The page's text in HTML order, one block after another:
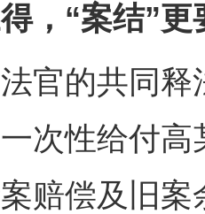
“案结”更
的共同释
次性给付
赔偿及旧